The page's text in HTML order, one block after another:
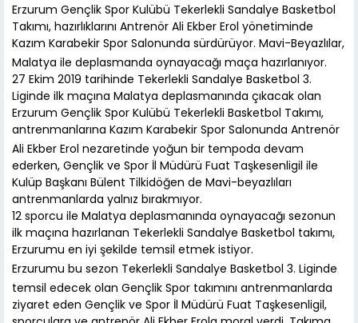
Erzurum Gençlik Spor Kulübü Tekerlekli Sandalye Basketbol
Takımı, hazırlıklarını Antrenör Ali Ekber Erol yönetiminde
Kazım Karabekir Spor Salonunda sürdürüyor. Mavi-Beyazlılar,
Malatya ile deplasmanda oynayacağı maça hazırlanıyor.
27 Ekim 2019 tarihinde Tekerlekli Sandalye Basketbol 3.
Liginde ilk maçına Malatya deplasmanında çıkacak olan
Erzurum Gençlik Spor Kulübü Tekerlekli Basketbol Takımı,
antrenmanlarına Kazım Karabekir Spor Salonunda Antrenör
Ali Ekber Erol nezaretinde yoğun bir tempoda devam
ederken, Gençlik ve Spor İl Müdürü Fuat Taşkesenligil ile
Kulüp Başkanı Bülent Tilkidöğen de Mavi-beyazlıları
antrenmanlarda yalnız bırakmıyor.
12 sporcu ile Malatya deplasmanında oynayacağı sezonun
ilk maçına hazırlanan Tekerlekli Sandalye Basketbol takımı,
Erzurumu en iyi şekilde temsil etmek istiyor.
Erzurumu bu sezon Tekerlekli Sandalye Basketbol 3. Liginde
temsil edecek olan Gençlik Spor takımını antrenmanlarda
ziyaret eden Gençlik ve Spor İl Müdürü Fuat Taşkesenligil,